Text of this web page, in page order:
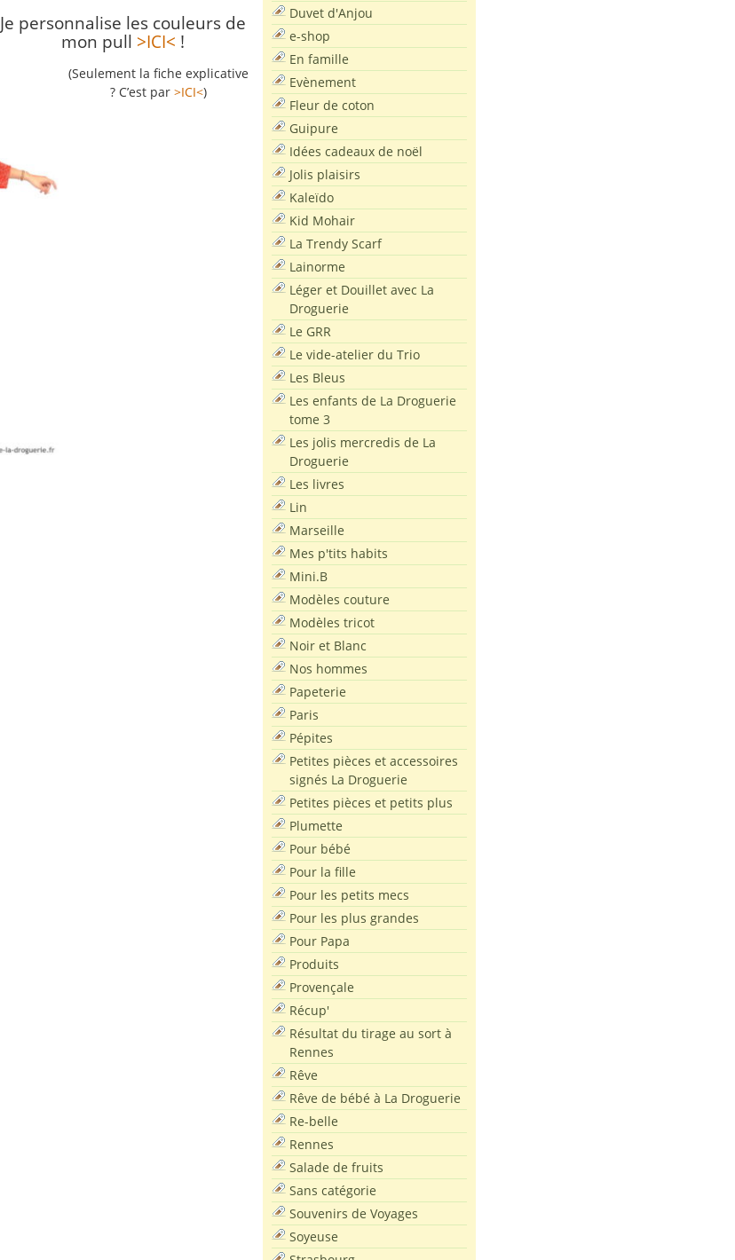
Je personnalise les couleurs de
mon pull >ICI< !
(Seulement la fiche explicative
? C’est par >ICI<)
Duvet d'Anjou
e-shop
En famille
Evènement
Fleur de coton
Guipure
Idées cadeaux de noël
Jolis plaisirs
Kaleïdo
Kid Mohair
La Trendy Scarf
Lainorme
Léger et Douillet avec La
Droguerie
Le GRR
Le vide-atelier du Trio
Les Bleus
Les enfants de La Droguerie
tome 3
Les jolis mercredis de La
Droguerie
Les livres
Lin
Marseille
Mes p'tits habits
Mini.B
Modèles couture
Modèles tricot
Noir et Blanc
Nos hommes
Papeterie
Paris
Pépites
Petites pièces et accessoires
signés La Droguerie
Petites pièces et petits plus
Plumette
Pour bébé
Pour la fille
Pour les petits mecs
Pour les plus grandes
Pour Papa
Produits
Provençale
Récup'
Résultat du tirage au sort à
Rennes
Rêve
Rêve de bébé à La Droguerie
Re-belle
Rennes
Salade de fruits
Sans catégorie
Souvenirs de Voyages
Soyeuse